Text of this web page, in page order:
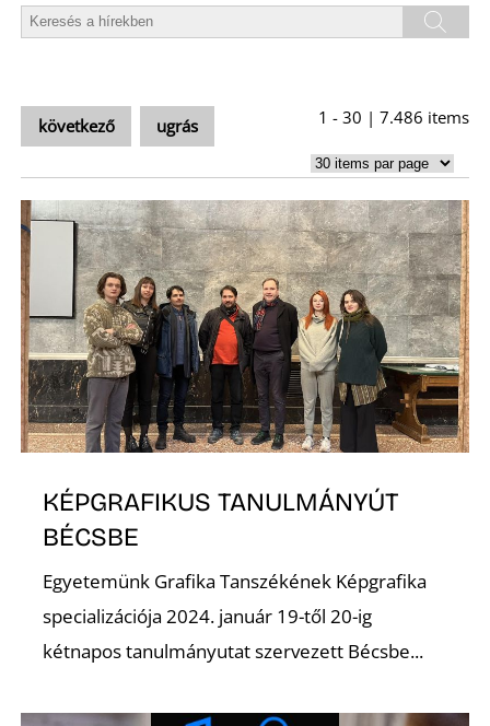
következő ugrás 1 - 30 | 7.486 items
KÉPGRAFIKUS TANULMÁNYÚT
BÉCSBE
Egyetemünk Grafika Tanszékének Képgrafika
specializációja 2024. január 19-től 20-ig
kétnapos tanulmányutat szervezett Bécsbe...